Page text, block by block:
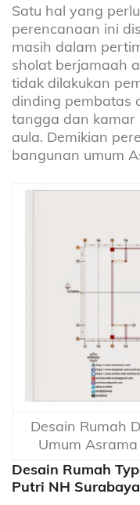
Satu hal yang
perencanaan ini
masih dalam
sholat berjamaah
tidak dilakukan
dinding pembatas
tangga dan
aula. Demikian
bangunan umum
Desain Rumah
Umum
Desain Rumah
Putri NH